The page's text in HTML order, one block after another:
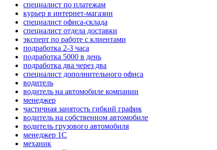
специалист по платежам
курьер в интернет-магазин
специалист офиса-склада
специалист отдела доставки
эксперт по работе с клиентами
подработка 2-3 часа
подработка 5000 в день
подработка два через два
специалист дополнительного офиса
водитель
водитель на автомобиле компании
менеджер
частичная занятость гибкий график
водитель на собственном автомобиле
водитель грузового автомобиля
менеджер 1С
механик